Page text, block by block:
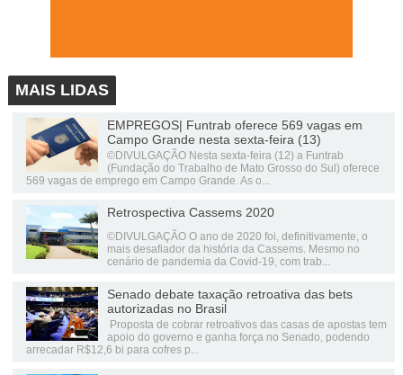
MAIS LIDAS
EMPREGOS| Funtrab oferece 569 vagas em
Campo Grande nesta sexta-feira (13)
©DIVULGAÇÃO Nesta sexta-feira (12) a Funtrab
(Fundação do Trabalho de Mato Grosso do Sul) oferece
569 vagas de emprego em Campo Grande. As o...
Retrospectiva Cassems 2020
©DIVULGAÇÃO O ano de 2020 foi, definitivamente, o
mais desafiador da história da Cassems. Mesmo no
cenário de pandemia da Covid-19, com trab...
Senado debate taxação retroativa das bets
autorizadas no Brasil
Proposta de cobrar retroativos das casas de apostas tem
apoio do governo e ganha força no Senado, podendo
arrecadar R$12,6 bi para cofres p...